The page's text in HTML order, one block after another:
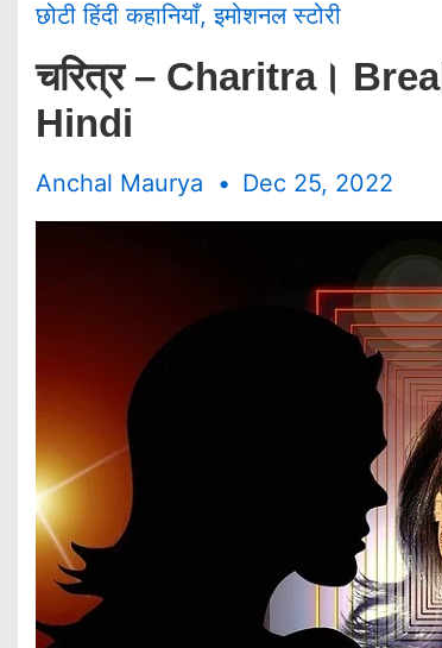
छोटी हिंदी कहानियाँ,इमोशनल स्टोरी
चरित्र – Charitra।
Hindi
Anchal Maurya Dec 25, 2022